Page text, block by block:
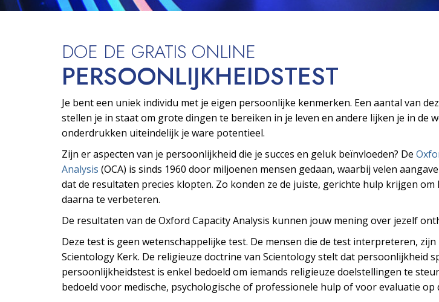
DOE DE GRATIS ONLINE
PERSOONLIJKHEIDS­TEST
Je bent een uniek individu met je eigen persoonlijke kenmerken. Een aantal van
stellen je in staat om grote dingen te bereiken in je leven en andere lijken je in de
onderdrukken uiteindelijk je ware potentieel.
Zijn er aspecten van je persoonlijkheid die je succes en geluk beïnvloeden? De
Analysis (OCA) is sinds 1960 door miljoenen mensen gedaan, waarbij velen
dat de resultaten precies klopten. Zo konden ze de juiste, gerichte hulp krijgen om
daarna te verbeteren.
De resultaten van de Oxford Capacity Analysis kunnen jouw mening over jezelf
Deze test is geen wetenschappelijke test. De mensen die de test interpreteren, zijn
Scientology Kerk. De religieuze doctrine van Scientology stelt dat persoonlijkheid
persoonlijkheidstest is enkel bedoeld om iemands religieuze doelstellingen te
bedoeld voor medische, psychologische of professionele hulp of voor evaluatie op